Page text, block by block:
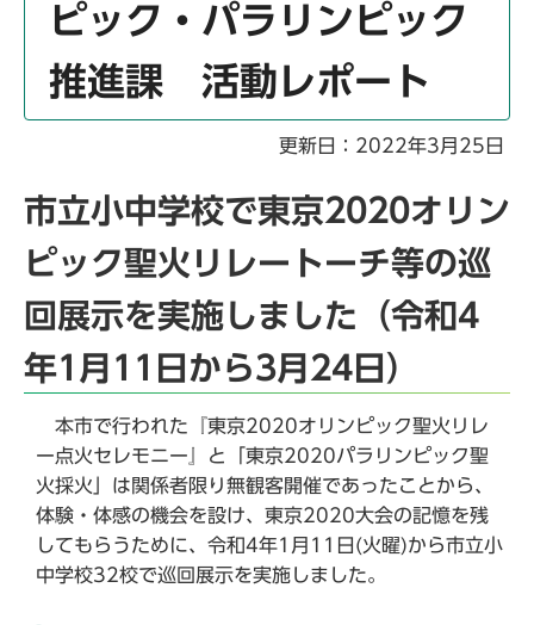
ピック・パラリンピック
推進課 活動レポート
更新日：2022年3月25日
市立小中学校で東京2020オリン
ピック聖火リレートーチ等の巡
回展示を実施しました（令和4
年1月11日から3月24日）
本市で行われた『東京2020オリンピック聖火リレ
ー点火セレモニー』と「東京2020パラリンピック聖
火採火」は関係者限り無観客開催であったことから、
体験・体感の機会を設け、東京2020大会の記憶を残
してもらうために、令和4年1月11日(火曜)から市立小
中学校32校で巡回展示を実施しました。